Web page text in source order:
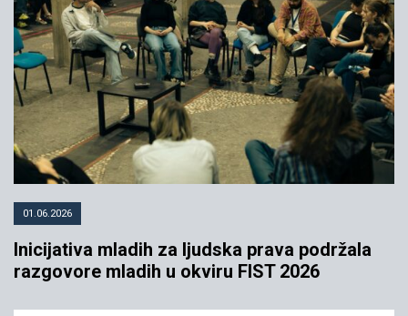
01.06.2026
Inicijativa mladih za ljudska prava podržala
razgovore mladih u okviru FIST 2026